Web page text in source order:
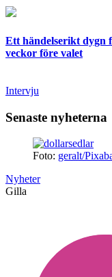
Ett händelserikt dygn
veckor före valet
Intervju
Senaste nyheterna
Foto: geralt/
Nyheter
Gilla